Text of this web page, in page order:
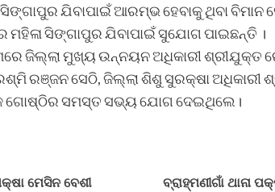
ଯିବାପାଇଁ ଆରମ୍ଭ ହେବାକୁ ଥିବା ବିମାନ
ସିଙ୍ଗାପୁର ଯିବାପାଇଁ ସୁଯୋଗ ପାଇଛନ୍ତି ।
ଜିଲ୍ଲା ମୁଖ୍ୟ ଉନ୍ନୟନ ଅଧିକାରୀ ଶ୍ରୀଯୁକ୍ତ
ରଞ୍ଜନ ସେଠି, ଜିଲ୍ଲା ଶିଶୁ ସୁରକ୍ଷା ଅଧିକାରୀ
ଗୋଷ୍ଠିର ସମସ୍ତ ସଭ୍ୟ ଯୋଗ ଦେଇଥିଲେ।
ମେସିନ ବେଶୀ
ବ୍ରାହ୍ମଣୀଗାଁ